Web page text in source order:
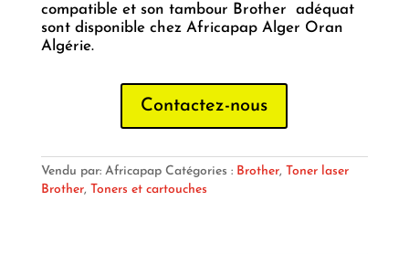
compatible et son tambour Brother adéquat
sont disponible chez Africapap Alger Oran
Algérie.
Contactez-nous
Vendu par: Africapap Catégories : Brother, Toner laser
Brother, Toners et cartouches